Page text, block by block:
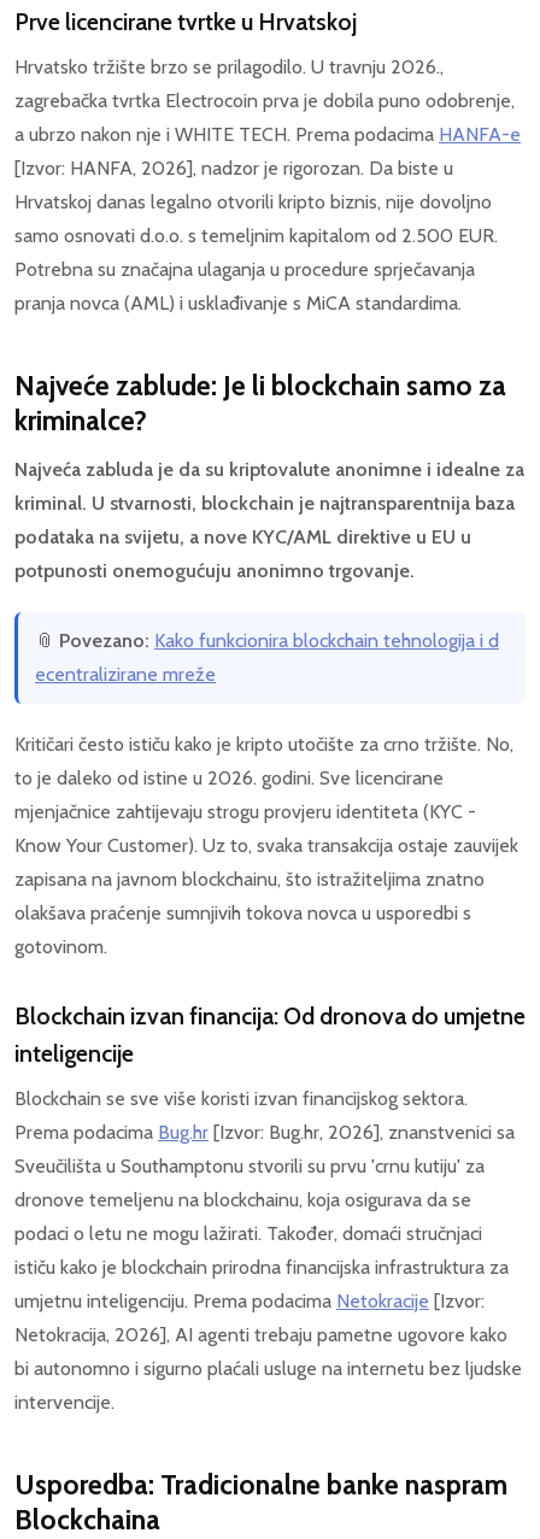
Prve licencirane tvrtke u Hrvatskoj
Hrvatsko tržište brzo se prilagodilo. U travnju 2026.,
zagrebačka tvrtka Electrocoin prva je dobila puno odobrenje,
a ubrzo nakon nje i WHITE TECH. Prema podacima HANFA-e
[Izvor: HANFA, 2026], nadzor je rigorozan. Da biste u
Hrvatskoj danas legalno otvorili kripto biznis, nije dovoljno
samo osnovati d.o.o. s temeljnim kapitalom od 2.500 EUR.
Potrebna su značajna ulaganja u procedure sprječavanja
pranja novca (AML) i usklađivanje s MiCA standardima.
Najveće zablude: Je li blockchain samo za
kriminalce?
Najveća zabluda je da su kriptovalute anonimne i idealne za
kriminal. U stvarnosti, blockchain je najtransparentnija baza
podataka na svijetu, a nove KYC/AML direktive u EU u
potpunosti onemogućuju anonimno trgovanje.
📎 Povezano: Kako funkcionira blockchain tehnologija i d
ecentralizirane mreže
Kritičari često ističu kako je kripto utočište za crno tržište. No,
to je daleko od istine u 2026. godini. Sve licencirane
mjenjačnice zahtijevaju strogu provjeru identiteta (KYC -
Know Your Customer). Uz to, svaka transakcija ostaje zauvijek
zapisana na javnom blockchainu, što istražiteljima znatno
olakšava praćenje sumnjivih tokova novca u usporedbi s
gotovinom.
Blockchain izvan financija: Od dronova do umjetne
inteligencije
Blockchain se sve više koristi izvan financijskog sektora.
Prema podacima Bug.hr [Izvor: Bug.hr, 2026], znanstvenici sa
Sveučilišta u Southamptonu stvorili su prvu 'crnu kutiju' za
dronove temeljenu na blockchainu, koja osigurava da se
podaci o letu ne mogu lažirati. Također, domaći stručnjaci
ističu kako je blockchain prirodna financijska infrastruktura za
umjetnu inteligenciju. Prema podacima Netokracije [Izvor:
Netokracija, 2026], AI agenti trebaju pametne ugovore kako
bi autonomno i sigurno plaćali usluge na internetu bez ljudske
intervencije.
Usporedba: Tradicionalne banke naspram
Blockchaina